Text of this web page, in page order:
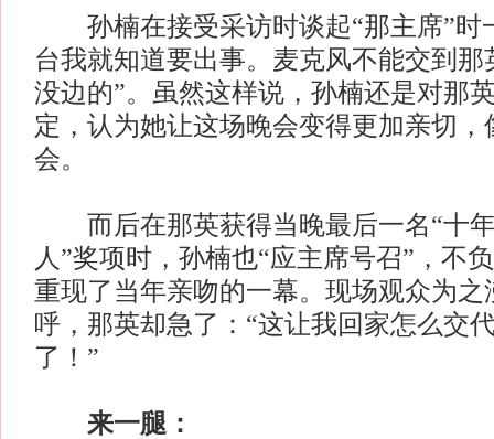
孙楠在接受采访时谈起“那主席”时
台我就知道要出事。麦克风不能交到
没边的”。虽然这样说，孙楠还是对那
定，认为她让这场晚会变得更加亲切，
会。
而后在那英获得当晚最后一名“十
人”奖项时，孙楠也“应主席号召”，不
重现了当年亲吻的一幕。现场观众为之
呼，那英却急了：“这让我回家怎么交
了！”
来一腿：